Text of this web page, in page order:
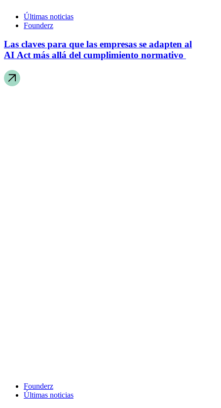
Últimas noticias
Founderz
Las claves para que las empresas se adapten al
AI Act más allá del cumplimiento normativo
Founderz
Últimas noticias